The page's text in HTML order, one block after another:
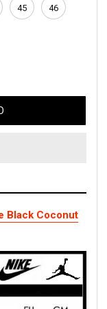
45 46
Black Coconut